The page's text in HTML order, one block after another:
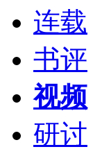
连载
书评
视频
研讨